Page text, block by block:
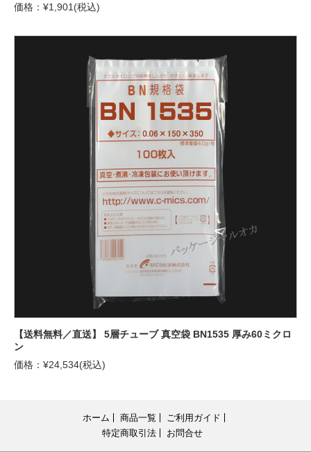
価格：¥1,901(税込)
【送料無料／直送】 5層チューブ 真空袋 BN1535 厚み60ミクロ
ン
価格：¥24,534(税込)
ホーム 商品一覧
ご利用ガイド
特定商取引法
お問合せ